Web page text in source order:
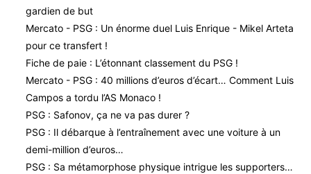
gardien de but
Mercato - PSG : Un énorme duel Luis Enrique - Mikel Arteta
pour ce transfert !
Fiche de paie : L’étonnant classement du PSG !
Mercato - PSG : 40 millions d’euros d’écart… Comment Luis
Campos a tordu l’AS Monaco !
PSG : Safonov, ça ne va pas durer ?
PSG : Il débarque à l’entraînement avec une voiture à un
demi-million d’euros…
PSG : Sa métamorphose physique intrigue les supporters…